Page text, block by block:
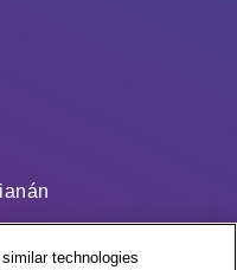
technologies